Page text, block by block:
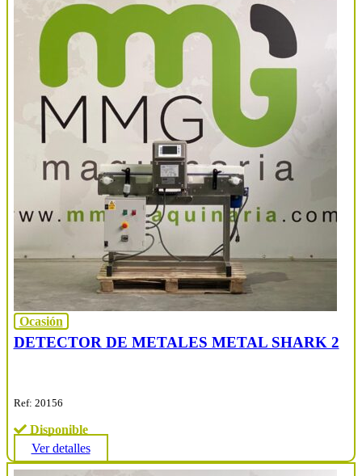
Ocasión
DETECTOR DE METALES METAL SHARK 2
Ref: 20156
Disponible
Ver detalles